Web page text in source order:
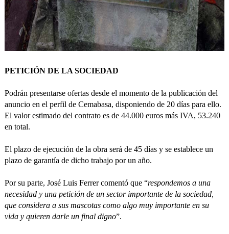
PETICIÓN DE LA SOCIEDAD
Podrán presentarse ofertas desde el momento de la publicación del
anuncio en el perfil de Cemabasa, disponiendo de 20 días para ello.
El valor estimado del contrato es de 44.000 euros más IVA, 53.240
en total.
El plazo de ejecución de la obra será de 45 días y se establece un
plazo de garantía de dicho trabajo por un año.
Por su parte, José Luis Ferrer comentó que “respondemos a una
necesidad y una petición de un sector importante de la sociedad,
que considera a sus mascotas como algo muy importante en su
vida y quieren darle un final digno”.